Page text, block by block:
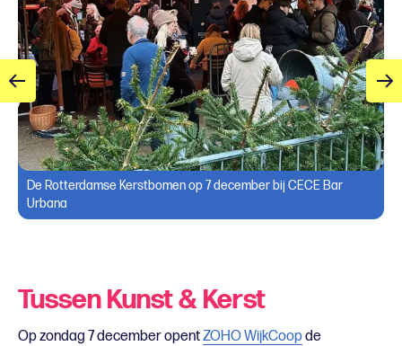
De Rotterdamse Kerstbomen op 7 december bij CECE Bar
Urbana
Tussen Kunst & Kerst
Op zondag 7 december opentZOHO WijkCoopde